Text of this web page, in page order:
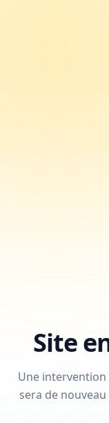
Site
Une
sera de